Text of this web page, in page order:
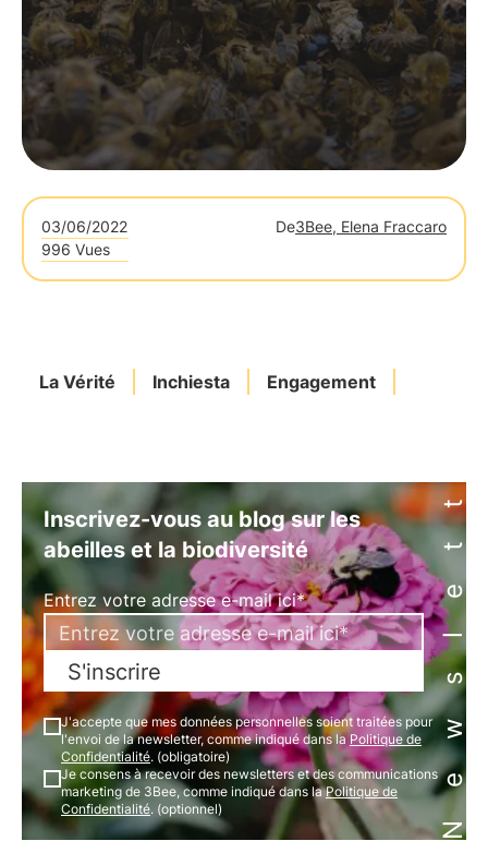
03/06/2022 De3Bee, Elena Fraccaro
996 Vues
La Vérité Inchiesta Engagement Newsletter
Inscrivez-vous au blog sur les
abeilles et la biodiversité
Entrez votre adresse e-mail ici*
S'inscrire
J'accepte que mes données personnelles soient traitées pour
l'envoi de la newsletter, comme indiqué dans laPolitique de
Confidentialité. (obligatoire)
Je consens à recevoir des newsletters et des communications
marketing de 3Bee, comme indiqué dans laPolitique de
Confidentialité. (optionnel)